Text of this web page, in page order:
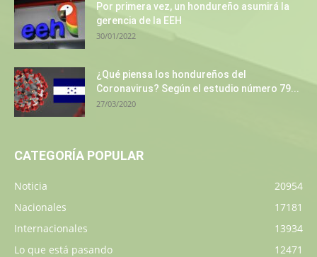
Por primera vez, un hondureño asumirá la
gerencia de la EEH
30/01/2022
¿Qué piensa los hondureños del
Coronavirus? Según el estudio número 79...
27/03/2020
CATEGORÍA POPULAR
Noticia
20954
Nacionales
17181
Internacionales
13934
Lo que está pasando
12471